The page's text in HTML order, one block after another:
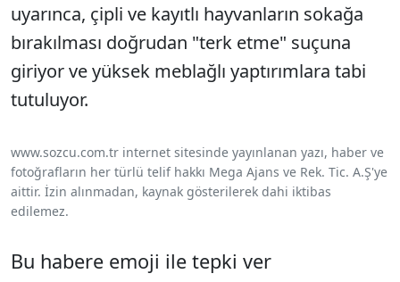
uyarınca, çipli ve kayıtlı hayvanların sokağa
bırakılması doğrudan "terk etme" suçuna
giriyor ve yüksek meblağlı yaptırımlara tabi
tutuluyor.
www.sozcu.com.tr internet sitesinde yayınlanan yazı, haber ve
fotoğrafların her türlü telif hakkı Mega Ajans ve Rek. Tic. A.Ş'ye
aittir. İzin alınmadan, kaynak gösterilerek dahi iktibas
edilemez.
Bu habere emoji ile tepki ver